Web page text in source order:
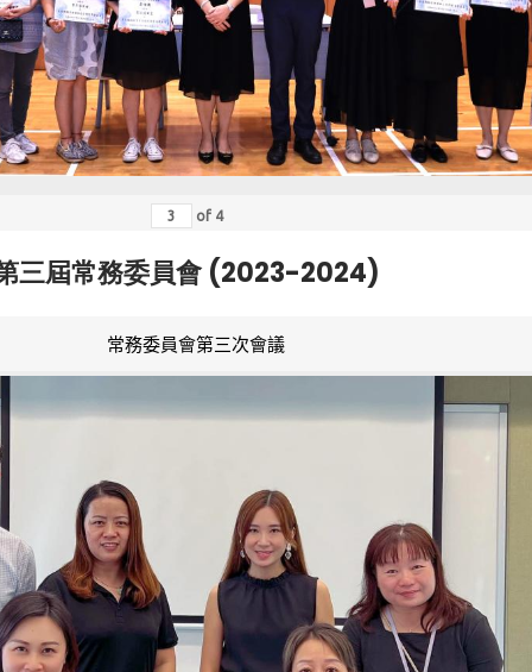
of 4
三屆常務委員會 (2023-2024)
常務委員會第三次會議